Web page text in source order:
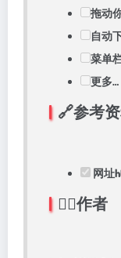
拖动
自动
菜单
更多…
🔗参考
网址
🧑‍⚖️作者